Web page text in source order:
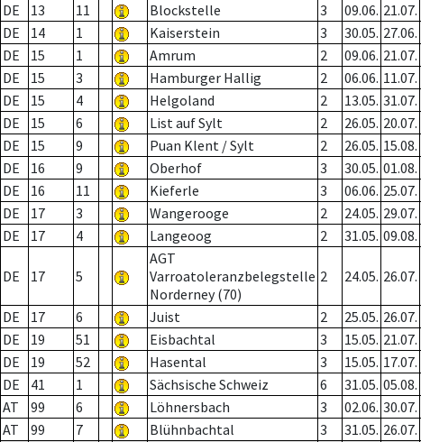
DE
13 11 Blockstelle 3 09.06. 21.07.
DE
14 1 Kaiserstein 3 30.05. 27.06.
DE
15 1 Amrum 2 09.06. 21.07.
DE
15 3 Hamburger Hallig 2 06.06. 11.07.
DE
15 4 Helgoland 2 13.05. 31.07.
DE
15 6 List auf Sylt 2 26.05. 20.07.
DE
15 9 Puan Klent / Sylt 2 26.05. 15.08.
DE
16 9 Oberhof 3 30.05. 01.08.
DE
16 11 Kieferle 3 06.06. 25.07.
DE
17 3 Wangerooge 2 24.05. 29.07.
DE
17 4 Langeoog 2 31.05. 09.08.
DE 17 5
AGT
Varroatoleranzbelegstelle
Norderney (70)
2 24.05. 26.07.
DE 17 6 Juist 2 25.05. 26.07.
DE
19 51 Eisbachtal 3 15.05. 21.07.
DE
19 52 Hasental 3 15.05. 17.07.
DE
41 1 Sächsische Schweiz 6 31.05. 05.08.
AT
99 6 Löhnersbach 3 02.06. 30.07.
AT
99 7 Blühnbachtal 3 31.05. 26.07.